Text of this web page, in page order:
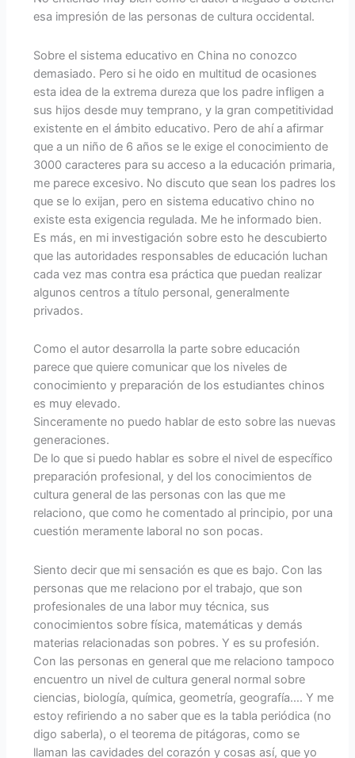
esa impresión de las personas de cultura occidental.
Sobre el sistema educativo en China no conozco
demasiado. Pero si he oido en multitud de ocasiones
esta idea de la extrema dureza que los padre infligen a
sus hijos desde muy temprano, y la gran competitividad
existente en el ámbito educativo. Pero de ahí a afirmar
que a un niño de 6 años se le exige el conocimiento de
3000 caracteres para su acceso a la educación primaria,
me parece excesivo. No discuto que sean los padres los
que se lo exijan, pero en sistema educativo chino no
existe esta exigencia regulada. Me he informado bien.
Es más, en mi investigación sobre esto he descubierto
que las autoridades responsables de educación luchan
cada vez mas contra esa práctica que puedan realizar
algunos centros a título personal, generalmente
privados.
Como el autor desarrolla la parte sobre educación
parece que quiere comunicar que los niveles de
conocimiento y preparación de los estudiantes chinos
es muy elevado.
Sinceramente no puedo hablar de esto sobre las nuevas
generaciones.
De lo que si puedo hablar es sobre el nivel de específico
preparación profesional, y del los conocimientos de
cultura general de las personas con las que me
relaciono, que como he comentado al principio, por una
cuestión meramente laboral no son pocas.
Siento decir que mi sensación es que es bajo. Con las
personas que me relaciono por el trabajo, que son
profesionales de una labor muy técnica, sus
conocimientos sobre física, matemáticas y demás
materias relacionadas son pobres. Y es su profesión.
Con las personas en general que me relaciono tampoco
encuentro un nivel de cultura general normal sobre
ciencias, biología, química, geometría, geografía…. Y me
estoy refiriendo a no saber que es la tabla periódica (no
digo saberla), o el teorema de pitágoras, como se
llaman las cavidades del corazón y cosas así, que yo